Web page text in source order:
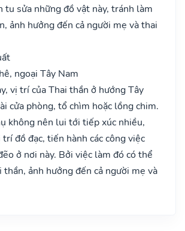
tu sửa những đồ vật này, tránh làm
ảnh hưởng đến cả người mẹ và thai
ngoại Tây Nam
vị trí của Thai thần ở hướng Tây
cửa phòng, tổ chìm hoặc lồng chim.
không nên lui tới tiếp xúc nhiều,
đồ đạc, tiến hành các công việc
ở nơi này. Bởi việc làm đó có thể
thần, ảnh hưởng đến cả người mẹ và